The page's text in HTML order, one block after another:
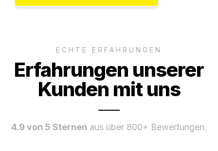
ECHTE ERFAHRUNGEN
Erfahrungen unserer
Kunden mit uns
4.9 von 5 Sternen aus über 800+ Bewertungen.